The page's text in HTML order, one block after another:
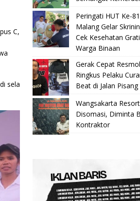
C,
sela
Peringati HUT Ke-
Malang Gelar
Cek Kesehatan
Warga Binaan
Gerak Cepat
Ringkus Pelaku
Beat di Jalan Pisang
Wangsakarta
Disomasi, Diminta
Kontraktor